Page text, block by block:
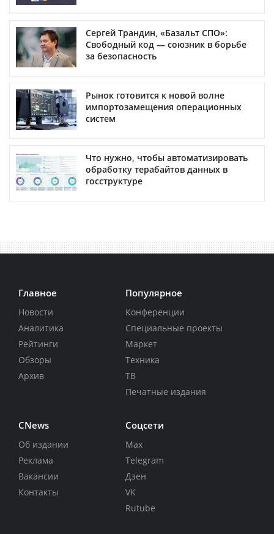
Сергей Трандин, «Базальт СПО»:
Свободный код — союзник в борьбе
за безопасность
Рынок готовится к новой волне
импортозамещения операционных
систем
Что нужно, чтобы автоматизировать
обработку терабайтов данных в
госструктуре
Главное
Новости
Аналитика
Рейтинги
Обзоры
Архив
Популярное
Конференции
Специальные проекты
Маркет
Техника
ТВ
Печатные издания
CNews
Об издании
Реклама
Вакансии
Контакты
Соцсети
Max
Telegram
Дзен
VK
Rutube